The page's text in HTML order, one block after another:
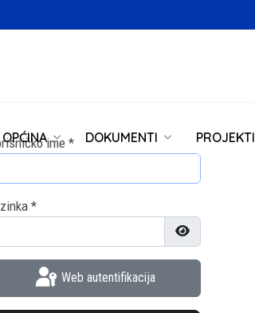
OPĆINA DOKUMENTI PROJEKTI
ime*
*
Prikaži lozinku
Web autentifikacija